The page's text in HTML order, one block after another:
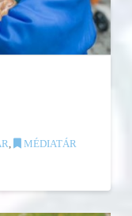
, MÉDIATÁR